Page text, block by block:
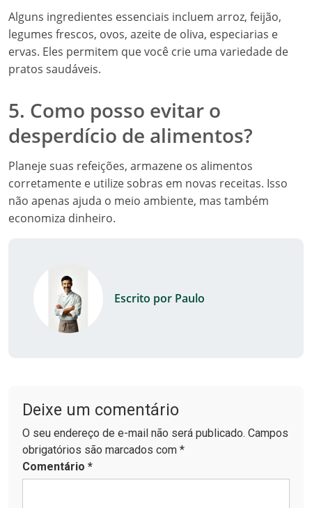
Alguns ingredientes essenciais incluem arroz, feijão,
legumes frescos, ovos, azeite de oliva, especiarias e
ervas. Eles permitem que você crie uma variedade de
pratos saudáveis.
5. Como posso evitar o
desperdício de alimentos?
Planeje suas refeições, armazene os alimentos
corretamente e utilize sobras em novas receitas. Isso
não apenas ajuda o meio ambiente, mas também
economiza dinheiro.
Escrito por Paulo
Deixe um comentário
O seu endereço de e-mail não será publicado. Campos
obrigatórios são marcados com *
Comentário *